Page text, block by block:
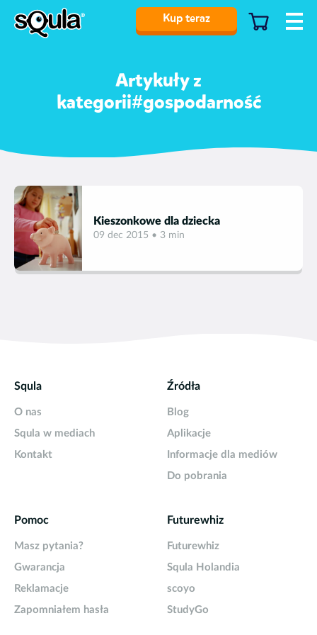
Kup teraz
Artykuły z
kategorii#gospodarność
Kieszonkowe dla dziecka
09 dec 2015 • 3 min
Squla
O nas
Squla w mediach
Kontakt
Źródła
Blog
Aplikacje
Informacje dla mediów
Do pobrania
Pomoc
Masz pytania?
Gwarancja
Reklamacje
Zapomniałem hasła
Futurewhiz
Futurewhiz
Squla Holandia
scoyo
StudyGo